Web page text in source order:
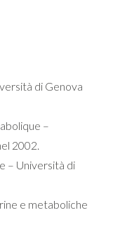
di Genova
–
2002.
– Università di
e metaboliche